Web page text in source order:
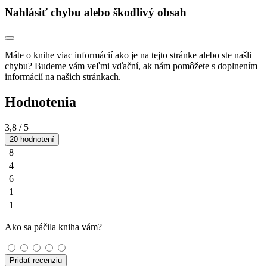
Nahlásiť chybu alebo škodlivý obsah
Máte o knihe viac informácií ako je na tejto stránke alebo ste našli
chybu? Budeme vám veľmi vďační, ak nám pomôžete s doplnením
informácií na našich stránkach.
Hodnotenia
3,8 / 5
20 hodnotení
8
4
6
1
1
Ako sa páčila kniha vám?
Pridať recenziu